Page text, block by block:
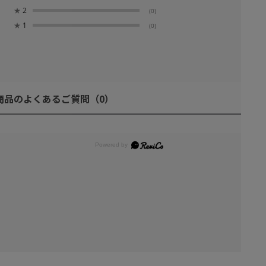
★ 2 (0)
★ 1 (0)
品のよくあるご質問 （0）